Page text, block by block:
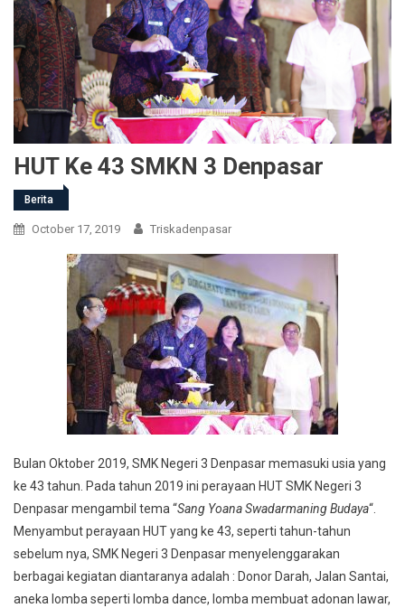
HUT Ke 43 SMKN 3 Denpasar
Berita
October 17, 2019 Triskadenpasar
Bulan Oktober 2019, SMK Negeri 3 Denpasar memasuki usia yang
ke 43 tahun. Pada tahun 2019 ini perayaan HUT SMK Negeri 3
Denpasar mengambil tema “Sang Yoana Swadarmaning Budaya“.
Menyambut perayaan HUT yang ke 43, seperti tahun-tahun
sebelum nya, SMK Negeri 3 Denpasar menyelenggarakan
berbagai kegiatan diantaranya adalah : Donor Darah, Jalan Santai,
aneka lomba seperti lomba dance, lomba membuat adonan lawar,